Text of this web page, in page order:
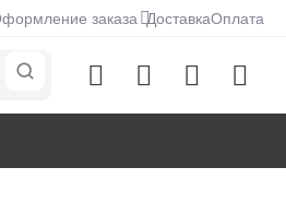
заказа ДоставкаОплата